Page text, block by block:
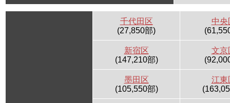
千代田区
(27,850部)
中央
新宿区
(147,210部)
文京
墨田区
(105,550部)
江東